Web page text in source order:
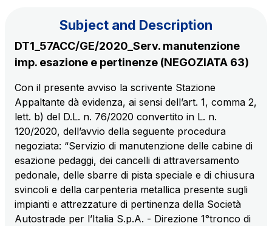
The Group
The technology operator for the integration of
Intelligent Transport Systems solutions
Tecne
Autostrade per l'Italia Group's engineering company
Amplia
Italy's leading company in the construction of
complex infrastructures
Discover our App
Scan the QR Code with your mobile phone's
camera to download the App
Find out more
Subject and Description
DT1_57ACC/GE/2020_Serv. manutenzione
imp. esazione e pertinenze (NEGOZIATA 63)
Con il presente avviso la scrivente Stazione
Appaltante dà evidenza, ai sensi dell’art. 1, comma 2,
lett. b) del D.L. n. 76/2020 convertito in L. n.
120/2020, dell’avvio della seguente procedura
negoziata: “Servizio di manutenzione delle cabine di
esazione pedaggi, dei cancelli di attraversamento
pedonale, delle sbarre di pista speciale e di chiusura
svincoli e della carpenteria metallica presente sugli
impianti e attrezzature di pertinenza della Società
Autostrade per l’Italia S.p.A. - Direzione 1°tronco di